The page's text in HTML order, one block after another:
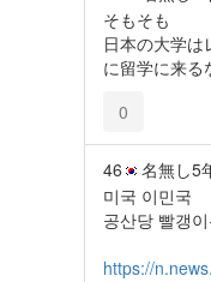
そもそも
日本の大学
に留学に来る
0
46 名無し5
미국 이민국
공산당 빨갱
https://